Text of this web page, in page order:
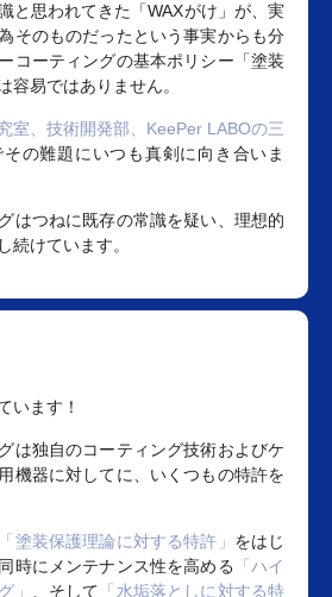
と思われてきた「WAXがけ」が、実
そのものだったという事実からも分
コーティングの基本ポリシー「塗装
容易ではありません。
室、技術開発部、KeePer LABOの三
その難題にいつも真剣に向き合いま
はつねに既存の常識を疑い、理想的
続けています。
います！
は独自のコーティング技術およびケ
機器に対してに、いくつもの特許を
「塗装保護理論に対する特許」 をはじ
時にメンテナンス性を高める
「ハイ
」
、そして 「水垢落としに対する特